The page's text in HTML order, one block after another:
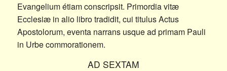
Evangelium étiam conscripsit. Primordia vitæ
Ecclesiæ in alio libro tradidit, cui titulus Actus
Apostolorum, eventa narrans usque ad primam Pauli
in Urbe commorationem.
AD SEXTAM